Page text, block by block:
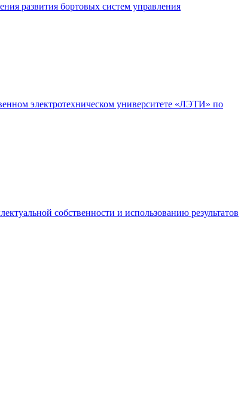
развития бортовых систем управления
электротехническом университете «ЛЭТИ» по
собственности и использованию результатов